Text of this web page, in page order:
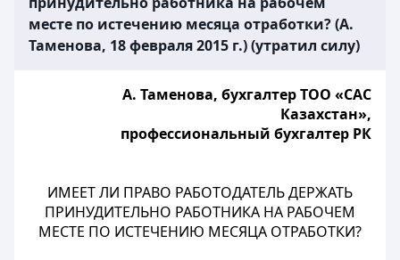
месте по истечению месяца отработки? (А.
Таменова, 18 февраля 2015 г.) (утратил силу)
А. Таменова, бухгалтер ТОО «САС
Казахстан»,
профессиональный бухгалтер РК
ИМЕЕТ ЛИ ПРАВО РАБОТОДАТЕЛЬ ДЕРЖАТЬ
ПРИНУДИТЕЛЬНО РАБОТНИКА НА РАБОЧЕМ
МЕСТЕ ПО ИСТЕЧЕНИЮ МЕСЯЦА ОТРАБОТКИ?